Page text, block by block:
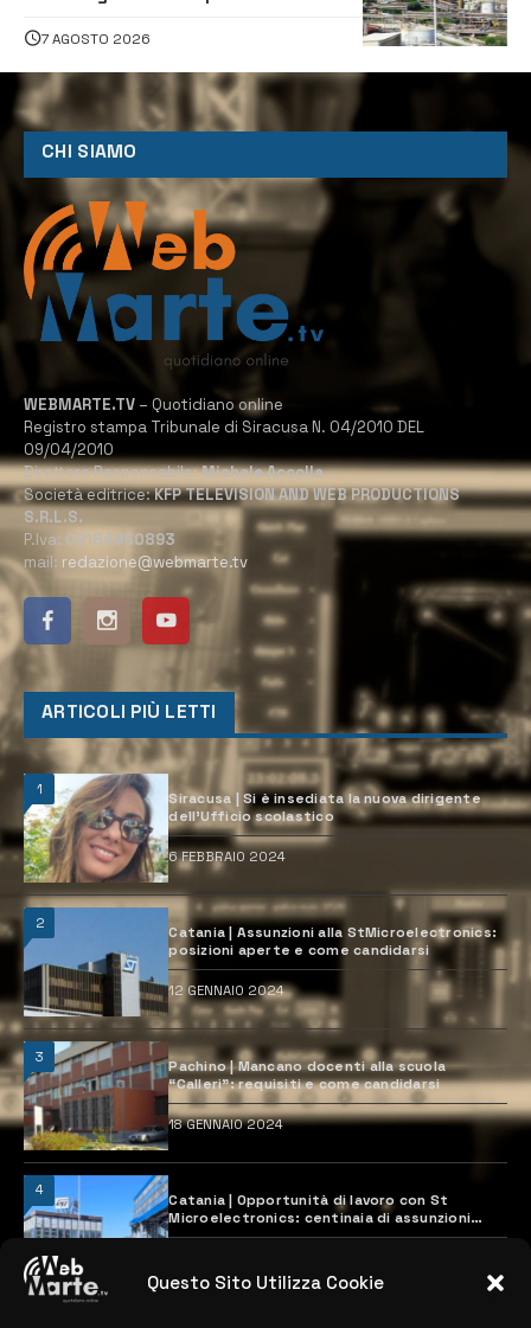
Questo Sito Utilizza Cookie
7 AGOSTO 2026
CHI SIAMO
WEBMARTE.TV – Quotidiano online
Registro stampa Tribunale di Siracusa N. 04/2010 DEL
09/04/2010
Direttore Responsabile:Michele Accolla
Società editrice:KFP TELEVISION AND WEB PRODUCTIONS
S.R.L.S.
P.Iva: 02184950893
mail: redazione@webmarte.tv
ARTICOLI PIÙ LETTI
1
Siracusa | Si è insediata la nuova dirigente
dell’Ufficio scolastico
6 FEBBRAIO 2024
2
Catania | Assunzioni alla StMicroelectronics:
posizioni aperte e come candidarsi
12 GENNAIO 2024
3
Pachino | Mancano docenti alla scuola
“Calleri”: requisiti e come candidarsi
18 GENNAIO 2024
4
Catania | Opportunità di lavoro con St
Microelectronics: centinaia di assunzioni
previste